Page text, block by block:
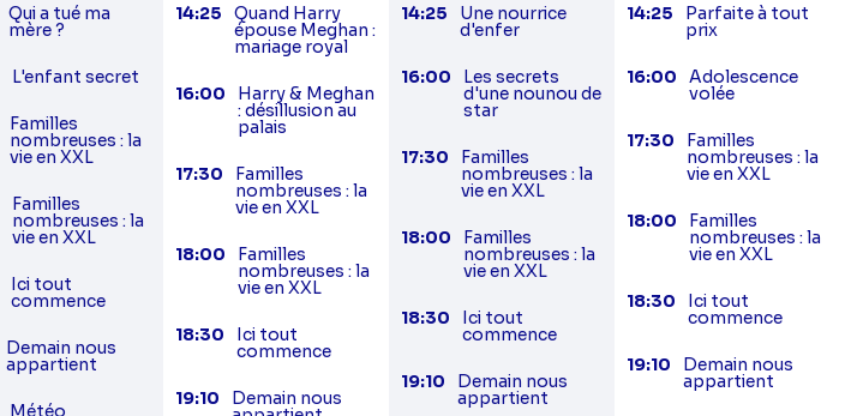
Qui a tué ma
mère ?
L'enfant secret
Familles
nombreuses : la
vie en XXL
Familles
nombreuses : la
vie en XXL
Ici tout
commence
Demain nous
appartient
Météo
14:25 Quand Harry
épouse Meghan :
mariage royal
16:00 Harry & Meghan
: désillusion au
palais
17:30 Familles
nombreuses : la
vie en XXL
18:00 Familles
nombreuses : la
vie en XXL
18:30 Ici tout
commence
19:10 Demain nous
14:25 Une nourrice
d'enfer
16:00 Les secrets
d'une nounou de
star
17:30 Familles
nombreuses : la
vie en XXL
18:00 Familles
nombreuses : la
vie en XXL
18:30 Ici tout
commence
19:10 Demain nous
appartient
14:25 Parfaite à tout
prix
16:00 Adolescence
volée
17:30 Familles
nombreuses : la
vie en XXL
18:00 Familles
nombreuses : la
vie en XXL
18:30 Ici tout
commence
19:10 Demain nous
appartient